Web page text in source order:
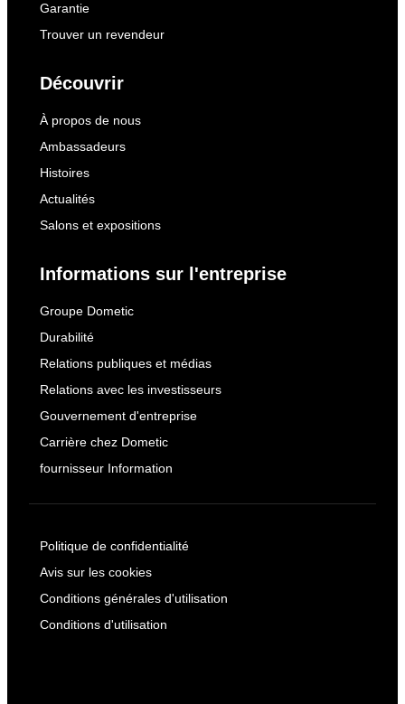
Garantie
Trouver un revendeur
Découvrir
À propos de nous
Ambassadeurs
Histoires
Actualités
Salons et expositions
Informations sur l'entreprise
Groupe Dometic
Durabilité
Relations publiques et médias
Relations avec les investisseurs
Gouvernement d'entreprise
Carrière chez Dometic
fournisseur Information
Politique de confidentialité
Avis sur les cookies
Conditions générales d'utilisation
Conditions d'utilisation